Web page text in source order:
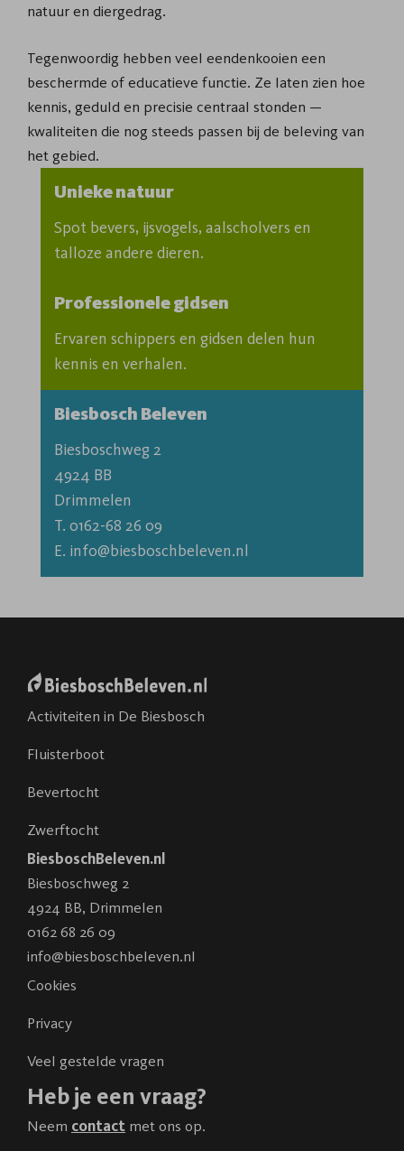
natuur en diergedrag.
Tegenwoordig hebben veel eendenkooien een
beschermde of educatieve functie. Ze laten zien hoe
kennis, geduld en precisie centraal stonden —
kwaliteiten die nog steeds passen bij de beleving van
het gebied.
Unieke natuur
Spot bevers, ijsvogels, aalscholvers en
talloze andere dieren.
Professionele gidsen
Ervaren schippers en gidsen delen hun
kennis en verhalen.
Biesbosch Beleven
Biesboschweg 2
4924 BB
T. 0162-68 26 09
E. info@biesboschbeleven.nl
Activiteiten in De Biesbosch
Fluisterboot
Bevertocht
Zwerftocht
BiesboschBeleven.nl
Biesboschweg 2
4924 BB, Drimmelen
0162 68 26 09
info@biesboschbeleven.nl
Cookies
Privacy
Veel gestelde vragen
Heb je een vraag?
Neem contact met ons op.